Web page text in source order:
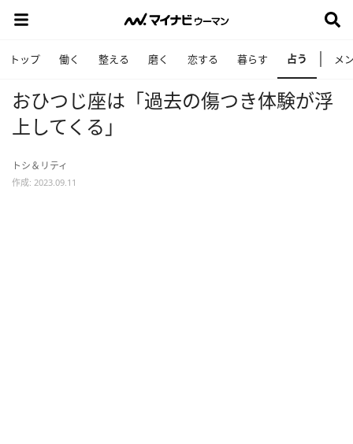
トップ 働く 整える 磨く 恋する 暮らす 占う メ
おひつじ座は「過去の傷つき体験が浮
上してくる」
トシ＆リティ
作成: 2023.09.11